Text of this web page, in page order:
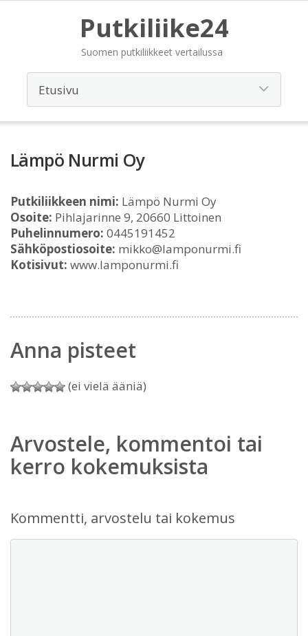
Putkiliike24
Suomen putkiliikkeet vertailussa
Lämpö Nurmi Oy
Putkiliikkeen nimi: Lämpö Nurmi Oy
Osoite: Pihlajarinne 9, 20660 Littoinen
Puhelinnumero: 0445191452
Sähköpostiosoite: mikko@lamponurmi.fi
Kotisivut: www.lamponurmi.fi
Anna pisteet
(ei vielä ääniä)
Arvostele, kommentoi tai
kerro kokemuksista
Kommentti, arvostelu tai kokemus